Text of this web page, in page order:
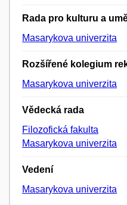
Rada pro kulturu a
Masarykova univerzita
Rozšířené kolegium
Masarykova univerzita
Vědecká rada
Filozofická fakulta
Masarykova univerzita
Vedení
Masarykova univerzita